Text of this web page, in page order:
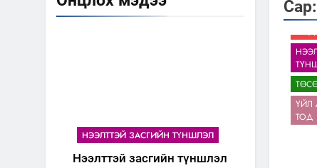
“Шинэтгэлээр
Санхүүгийн тайланд
НЭЭЛТТЭЙ ЗАСГИЙН ТҮНШЛЭЛ
Нээлттэй засгийн түншлэл
Сар:
ҮЙЛ
ТОД